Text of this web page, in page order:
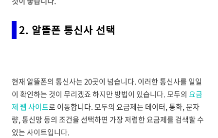
2. 알뜰폰 통신사 선택
현재 알뜰폰의 통신사는 20곳이 넘습니다. 이러한 통신사를 일일
이 확인하는 것이 무리겠죠 하지만 방법이 있습니다. 모두의 요금
제 웹 사이트로 이동합니다. 모두의 요금제는 데이터, 통화, 문자
량, 통신망 등의 조건을 선택하면 가장 저렴한 요금제를 검색할 수
있는 사이트입니다.